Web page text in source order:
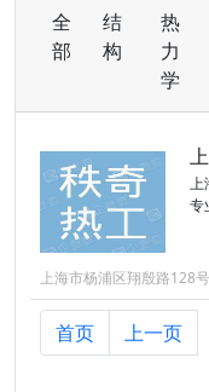
全
部
结
构
热
力
学
上
专
体
上海市杨浦区翔殷路128
首页 上一页